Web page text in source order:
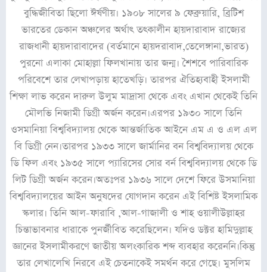
বুদ্ধিজীবিতা ছিলো ঈর্ষণীয়। ১৯০৮ সালের ৯ ফেব্রুয়ারি, ব্রিটিশ
ভারতের ডেকান অঞ্চলের অর্থাৎ তৎকালীন হায়দারাবাদ রাজ্যের
রাজধানী হায়দারাবাদের (বর্তমানে হায়দরাবাদ,তেলেঙ্গানা,ভারত)
পুরনো এলাকা মোহাল্লা ফিলখানায় তার জন্ম। শৈশবে পারিবারিক
পরিবেশে তার লেখাপড়ায় হাতেখড়ি। তারপর ঐতিহ্যবাহী ইসলামী
শিক্ষা লাভ করেন দারুল উলুম মাদ্রাসা থেকে এবং এখান থেকেই তিনি
মৌলভি নিজামী ডিগ্রী অর্জন করেন।এরপর ১৯৩০ সালে তিনি
ওসমানিয়া বিশ্ববিদ্যালয় থেকে আন্তর্জাতিক আইনে এম এ ও এল এল
বি ডিগ্রী নেন।তারপর ১৯৩৩ সালে জার্মানির বন বিশ্ববিদ্যালয় থেকে
ডি ফিল এবং ১৯৩৫ সালে প্যারিসের সোর বর্ন বিশ্ববিদ্যালয় থেকে ডি
লিট ডিগ্রী অর্জন করেন।অতঃপর ১৯৩৬ সালে দেশে ফিরে উসমানিয়া
বিশ্ববিদ্যালয়ের আইন অনুষদের যোগদান করেন এই বিশিষ্ট ইসলামিক
স্কলার। তিনি আল-ফারাবি ,আল-গাজালী ও শাহ ওয়ালীউল্লাহর
চিন্তাভাবনার ধারাকে পুনর্জীবিত করেছিলেন। যদিও ডক্টর হামিদুল্লাহ
জ্ঞানের ইসলামীকরণে জাতীয় অলংকারিক শব্দ ব্যবহার করেননি।কিন্তু
তার লেখালেখি নিরবে এই চেতনাকেই সমর্থন করে গেছে। মুসলিম